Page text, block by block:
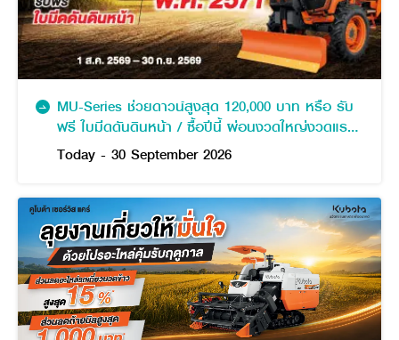
MU-Series ช่วยดาวน์สูงสุด 120,000 บาท หรือ รับ
ฟรี ใบมีดดันดินหน้า / ซื้อปีนี้ ผ่อนงวดใหญ่งวดแรก
พฤษภาคม 2571
Today - 30 September 2026